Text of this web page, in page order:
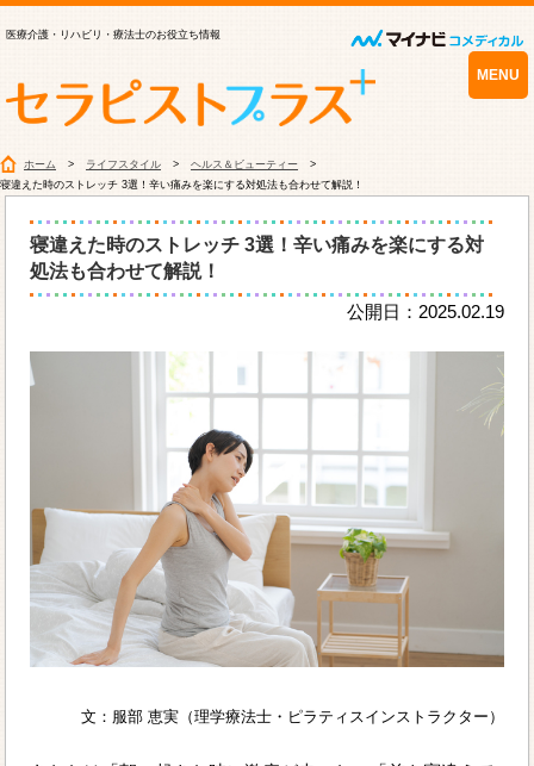
医療介護・リハビリ・療法士のお役立ち情報
MENU
ホーム ライフスタイル
ヘルス＆ビューティー
寝違えた時のストレッチ 3選！辛い痛みを楽にする対処法も合わせて解説！
寝違えた時のストレッチ 3選！辛い痛みを楽にする対
処法も合わせて解説！
公開日：2025.02.19
文：服部 恵実（理学療法士・ピラティスインストラクター）